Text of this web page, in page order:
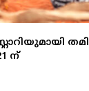
ന്